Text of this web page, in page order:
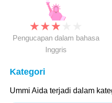
★★★
Pengucapan dalam bahasa
Inggris
Kategori
Ummi Aida terjadi dalam